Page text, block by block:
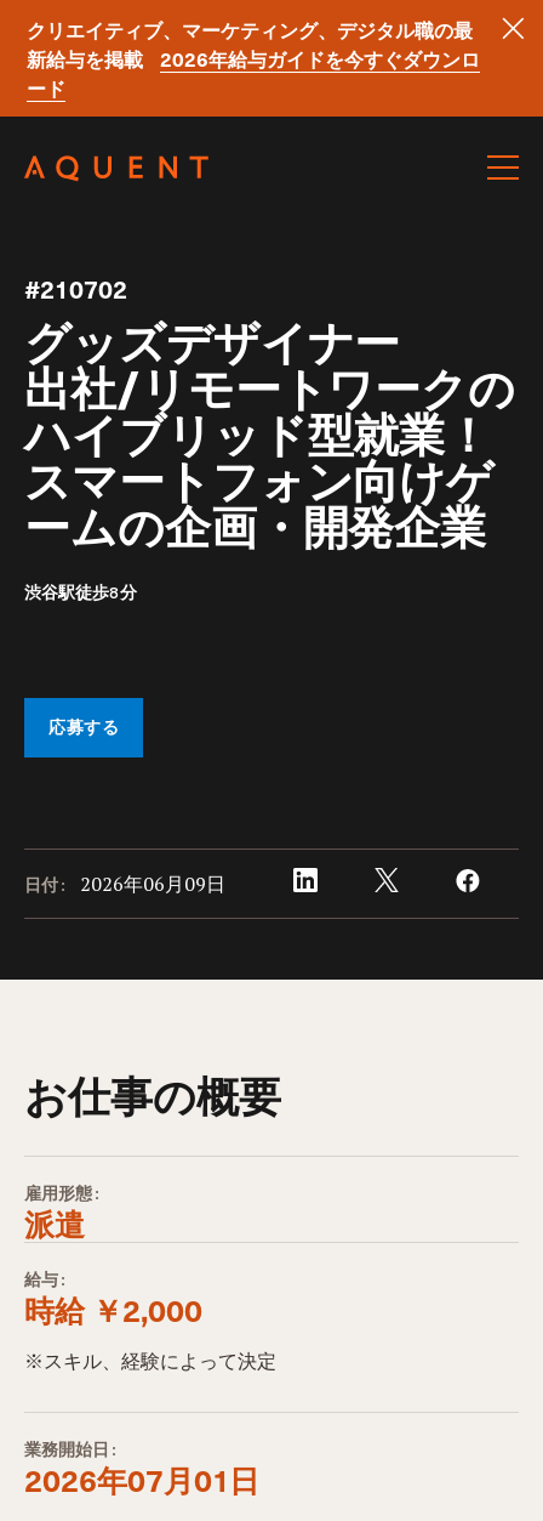
クリエイティブ、マーケティング、デジタル職の最
新給与を掲載
2026年給与ガイドを今すぐダウンロ
ード
#210702
グッズデザイナー
出社/リモートワークの
ハイブリッド型就業！
スマートフォン向けゲ
ームの企画・開発企業
渋谷駅徒歩8分
応募する
日付: 2026年06月09日
お仕事の概要
雇用形態:
派遣
給与:
時給 ￥2,000
※スキル、経験によって決定
業務開始日:
2026年07月01日